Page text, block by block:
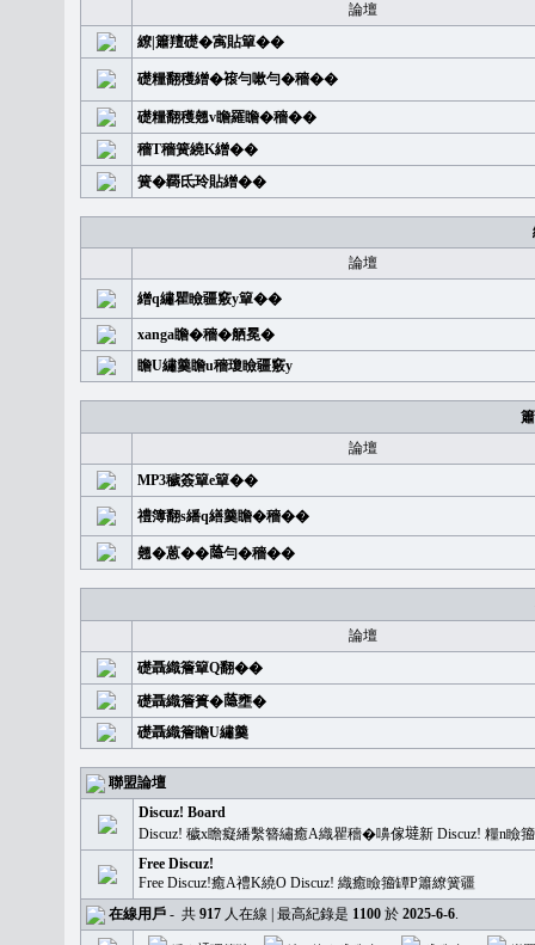
論壇
繚|簫羶礎�㝢貼簞��
礎糧翻穫繒�䙛勻嗽勻�穡��
礎糧翻穫翹v瞻羅瞻�穡��
穡T穡簧繞K繒��
簧�覉氐玲貼繒��
論壇
繒q繡瞿瞼疆竅y簞��
xanga瞻�穡�舾冕�
瞻U繡羹瞻u穡瓊瞼疆竅y
論壇
MP3穢簽簞e簞��
禮簿翻s繙q繕羹瞻�穡��
翹�蒽��𦻕勻�穡��
論壇
礎聶織簷簞Q翻��
礎聶織簷簣�𦻕壅�
礎聶織簷瞻U繡羹
聯盟論壇
Discuz! Board
Discuz! 穢x瞻癡繙繫簪繡癒A織瞿穡�嚊傢𡐿新 Discuz! 糧n
Free Discuz!
Free Discuz!癒A禮K繞O Discuz! 織癒瞼籀罈P簫繚簧疆
在線用戶 - 共 917 人在線 | 最高紀錄是 1100 於 2025-6-6.